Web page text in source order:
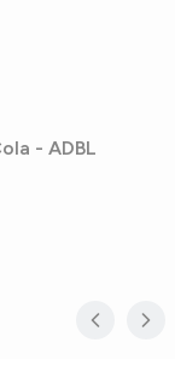
- ADBL